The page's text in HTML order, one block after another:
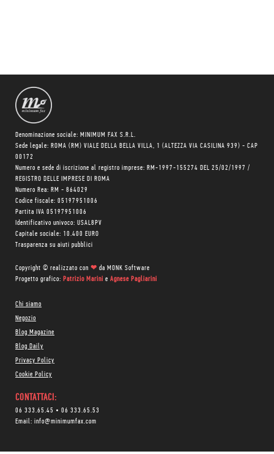
Denominazione sociale: MINIMUM FAX S.R.L.
Sede legale: ROMA (RM) VIALE DELLA BELLA VILLA, 1 (ALTEZZA VIA CASILINA 939) - CAP
00172
Numero e sede di iscrizione al registro imprese: RM-1997-155274 DEL 25/02/1997 /
REGISTRO DELLE IMPRESE DI ROMA
Numero Rea: RM - 864029
Codice fiscale: 05197951006
Partita IVA 05197951006
Identificativo univoco: USAL8PV
Capitale sociale: 10.400 EURO
Trasparenza su aiuti pubblici
Copyright © realizzato con ❤ da MONK Software
Progetto grafico: Patrizio Marini e Agnese Pagliarini
Chi siamo
Negozio
Blog Magazine
Blog Daily
Privacy Policy
Cookie Policy
CONTATTACI:
06 333.65.45 • 06 333.65.53
Email: info@minimumfax.com